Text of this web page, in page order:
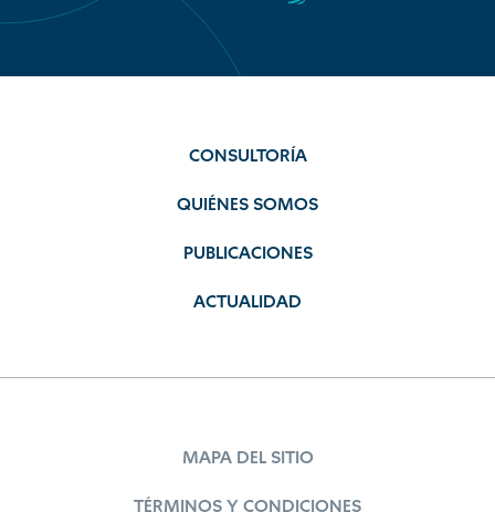
CONSULTORÍA
QUIÉNES SOMOS
PUBLICACIONES
ACTUALIDAD
MAPA DEL SITIO
TÉRMINOS Y CONDICIONES